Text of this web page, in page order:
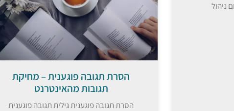
ניהול
הסרת תגובה פוגענית – מחיקת
תגובות מהאינטרנט
הסרת תגובה פוגענית גילית תגובה פוגענית